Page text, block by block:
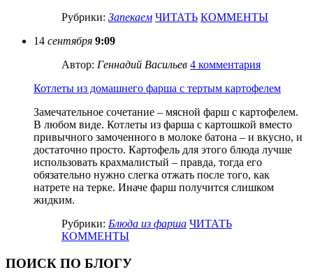
Рубрики: Запекаем ЧИТАТЬ КОММЕНТЫ
14 сентября 9:09
Автор: Геннадий Васильев 4 комментария
Котлеты из домашнего фарша с тертым картофелем
Замечательное сочетание – мясной фарш с картофелем.
В любом виде. Котлеты из фарша с картошкой вместо
привычного замоченного в молоке батона – и вкусно, и
достаточно просто. Картофель для этого блюда лучше
использовать крахмалистый – правда, тогда его
обязательно нужно слегка отжать после того, как
натрете на терке. Иначе фарш получится слишком
жидким.
Рубрики: Блюда из фарша ЧИТАТЬ
КОММЕНТЫ
ПОИСК ПО БЛОГУ